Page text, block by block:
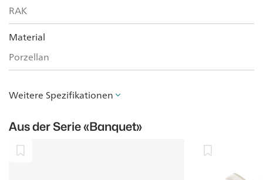
RAK
Material
Porzellan
Weitere Spezifikationen
Aus der Serie«Banquet»